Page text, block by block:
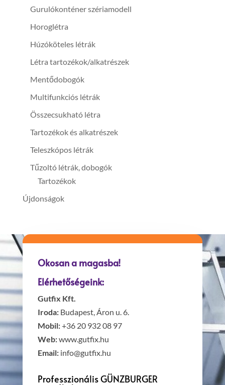
Gurulókonténer szériamodell
Horoglétra
Húzóköteles létrák
Létra tartozékok/alkatrészek
Mentődobogók
Multifunkciós létrák
Összecsukható létra
Tartozékok és alkatrészek
Teleszkópos létrák
Tűzoltó létrák, dobogók
Tartozékok
Újdonságok
Okosan a magasba!
Elérhetőségeink:
Gutfix Kft.
Iroda:Budapest, Áron u. 6.
Mobil:+36 20 932 08 97
Web:www.gutfix.hu
Email: info@gutfix.hu
Professzionális GÜNZBURGER